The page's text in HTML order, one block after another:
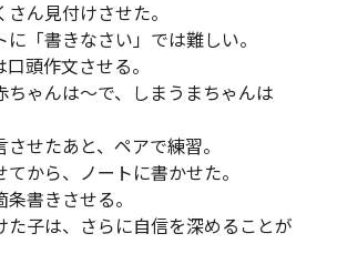
ん見付けさせた。
「書きなさい」では難しい。
頭作文させる。
ちゃんは～で、しまうまちゃんは
せたあと、ペアで練習。
てから、ノートに書かせた。
書きさせる。
た子は、さらに自信を深めることが